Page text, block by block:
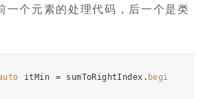
一个元素的处理代码，后一个是类
itMin = sumToRightIndex . begi